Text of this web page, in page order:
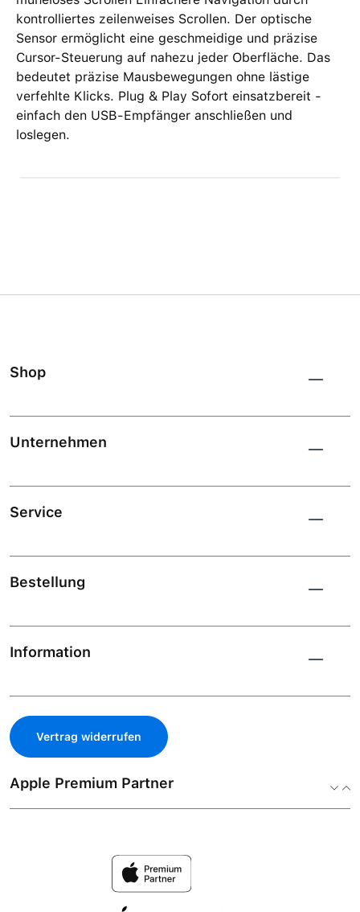
kontrolliertes zeilenweises Scrollen. Der optische
Sensor ermöglicht eine geschmeidige und präzise
Cursor-Steuerung auf nahezu jeder Oberfläche. Das
bedeutet präzise Mausbewegungen ohne lästige
verfehlte Klicks. Plug & Play Sofort einsatzbereit -
einfach den USB-Empfänger anschließen und
loslegen.
Shop
Unternehmen
Service
Bestellung
Information
Vertrag widerrufen
Apple Premium Partner